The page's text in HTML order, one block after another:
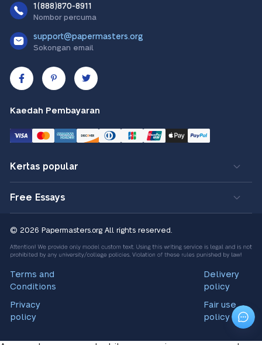
1(888)870-8911
Nombor percuma
support@papermasters.org
Sokongan email
Kaedah Pembayaran
Kertas popular
Free Essays
© 2026 Papermasters.org All rights reserved.
Terms and
Conditions
Privacy
policy
Delivery
policy
Fair use
policy